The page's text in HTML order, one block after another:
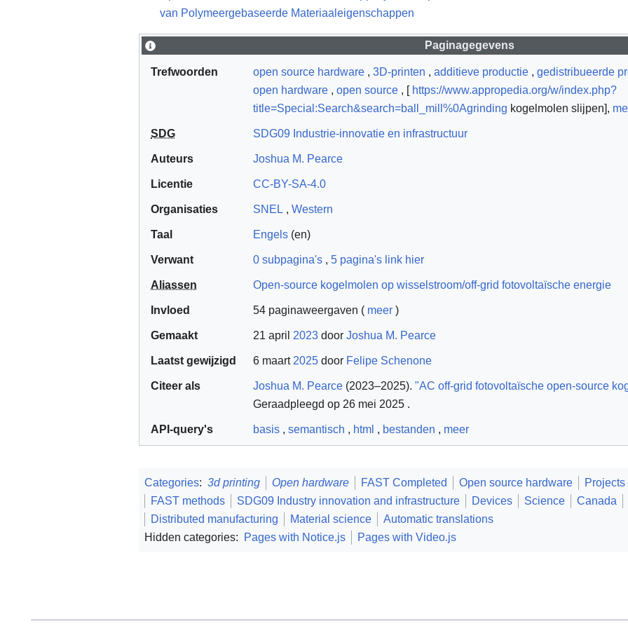
van Polymeergebaseerde Materiaaleigenschappen
Paginagegevens
Trefwoorden open source hardware , 3D-printen , additieve productie , gedistribueerde
open hardware , open source , [ https://www.appropedia.org/w/index.php?
title=Special:Search&search=ball_mill%0Agrinding kogelmolen slijpen],
SDG SDG09 Industrie-innovatie en infrastructuur
Auteurs Joshua M. Pearce
Licentie CC-BY-SA-4.0
Organisaties SNEL , Western
Taal Engels (en)
Verwant 0 subpagina's , 5 pagina's link hier
Aliassen Open-source kogelmolen op wisselstroom/off-grid fotovoltaïsche energie
Invloed 54 paginaweergaven ( meer )
Gemaakt 21 april 2023 door Joshua M. Pearce
Laatst gewijzigd 6 maart2025 door Felipe Schenone
Citeer als Joshua M. Pearce (2023–2025). "AC off-grid fotovoltaïsche open-source
Geraadpleegd op 26 mei 2025 .
API-query's basis , semantisch , html , bestanden , meer
Categories: 3d printing Open hardware FAST Completed Open source hardware
Projects
FAST methods
SDG09 Industry innovation and infrastructure Devices Science
Canada
Distributed manufacturing
Material science
Automatic translations
Hidden categories:
Pages with Notice.js Pages with Video.js